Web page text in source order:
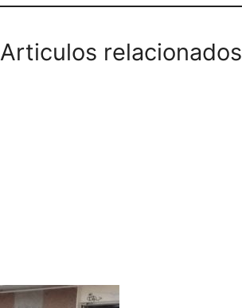
Articulos relacionados